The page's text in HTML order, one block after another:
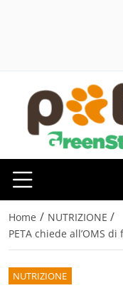
Home / NUTRIZIONE /
PETA chiede all’OMS
NUTRIZIONE